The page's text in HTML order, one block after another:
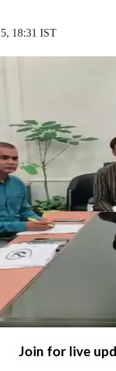
18:31 IST
Join for live